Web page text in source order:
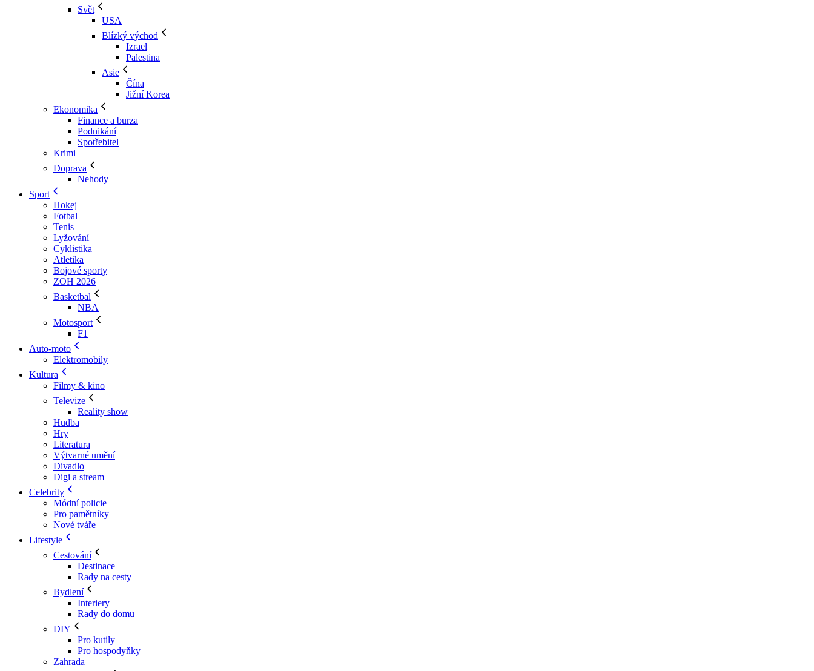
Svět
USA
Blízký východ
Izrael
Palestina
Asie
Čína
Jižní Korea
Ekonomika
Finance a burza
Podnikání
Spotřebitel
Krimi
Doprava
Nehody
Sport
Hokej
Fotbal
Tenis
Lyžování
Cyklistika
Atletika
Bojové sporty
ZOH 2026
Basketbal
NBA
Motosport
F1
Auto-moto
Elektromobily
Kultura
Filmy & kino
Televize
Reality show
Hudba
Hry
Literatura
Výtvarné umění
Divadlo
Digi a stream
Celebrity
Módní policie
Pro pamětníky
Nové tváře
Lifestyle
Cestování
Destinace
Rady na cesty
Bydlení
Interiery
Rady do domu
DIY
Pro kutily
Pro hospodyňky
Zahrada